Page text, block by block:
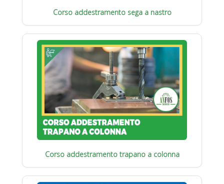
Corso addestramento sega a nastro
Corso addestramento trapano a colonna